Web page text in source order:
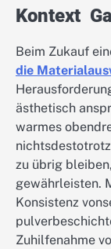
Kontext
Beim Zukauf
die
ästhetisch
warmes
zu übrig
gewährleisten.
Konsistenz
Zuhilfenahme